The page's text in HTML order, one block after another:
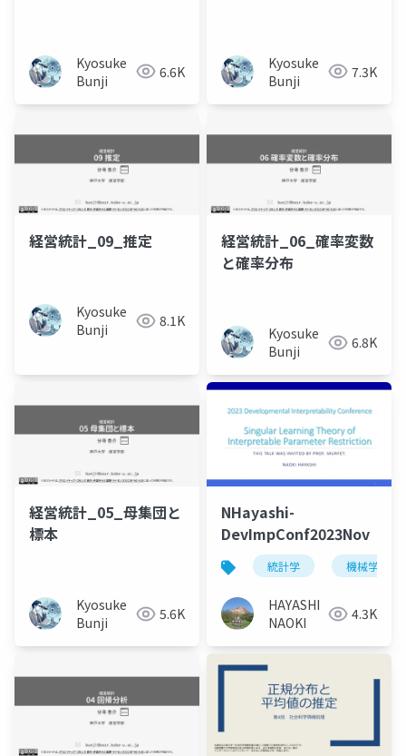
Kyosuke
Bunji
6.6K
Kyosuke
Bunji
7.3K
経営統計_09_推定
Kyosuke
Bunji
8.1K
経営統計_06_確率変数
と確率分布
Kyosuke
Bunji
6.8K
経営統計_05_母集団と
標本
Kyosuke
Bunji
5.6K
NHayashi-
DevImpConf2023Nov
統計学 機械学習
HAYASHI
NAOKI
4.3K